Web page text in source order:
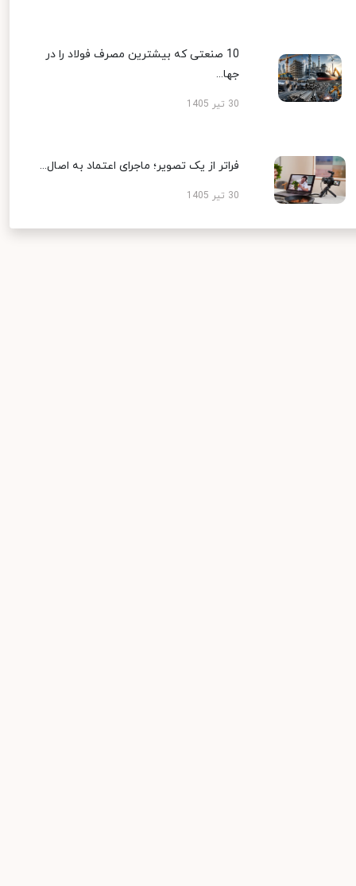
10 صنعتی که بیشترین مصرف فولاد را در
جها...
30 تیر 1405
فراتر از یک تصویر؛ ماجرای اعتماد به اصال...
30 تیر 1405